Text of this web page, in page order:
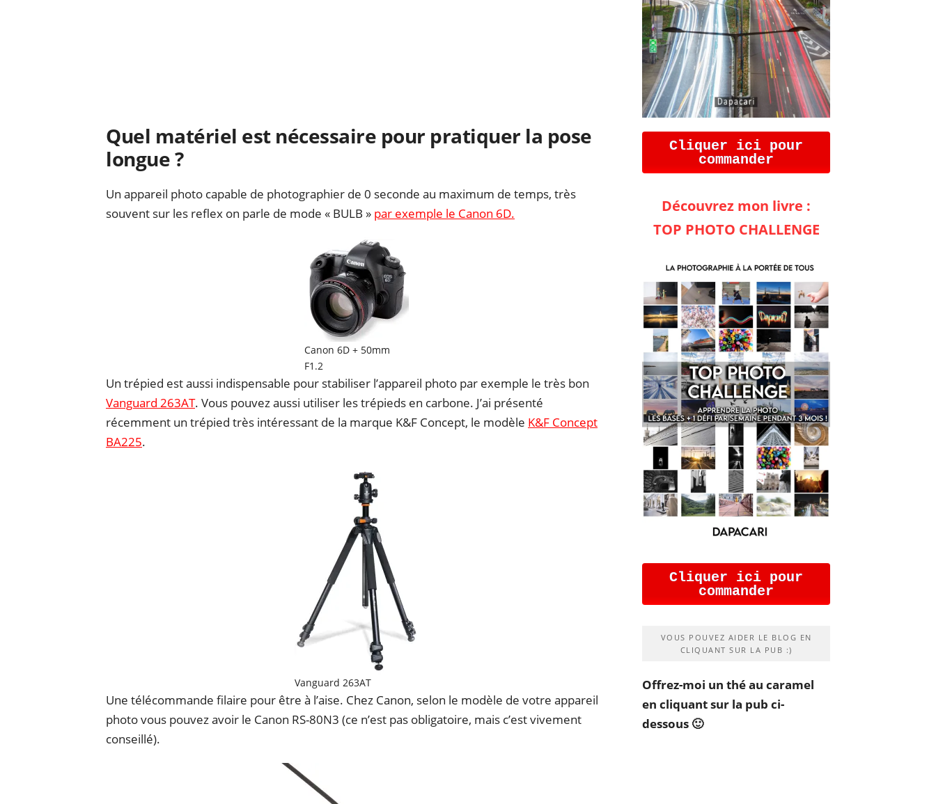
Quel matériel est nécessaire pour pratiquer la pose
longue ?
Un appareil photo capable de photographier de 0 seconde au maximum de temps, très
souvent sur les reflex on parle de mode « BULB » par exemple le Canon 6D.
Canon 6D + 50mm
F1.2
Un trépied est aussi indispensable pour stabiliser l’appareil photo par exemple le très bon
Vanguard 263AT. Vous pouvez aussi utiliser les trépieds en carbone. J’ai présenté
récemment un trépied très intéressant de la marque K&F Concept, le modèle K&F Concept
BA225.
Vanguard 263AT
Une télécommande filaire pour être à l’aise. Chez Canon, selon le modèle de votre appareil
photo vous pouvez avoir le Canon RS-80N3 (ce n’est pas obligatoire, mais c’est vivement
conseillé).
Cliquer ici pour
commander
Découvrez mon livre :
TOP PHOTO CHALLENGE
Cliquer ici pour
commander
VOUS POUVEZ AIDER LE BLOG EN
CLIQUANT SUR LA PUB :)
Offrez-moi un thé au caramel
en cliquant sur la pub ci-
dessous 🙂